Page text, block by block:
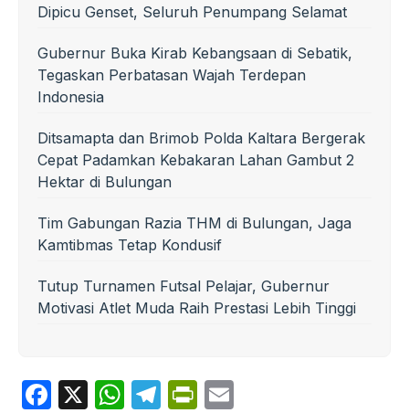
Dipicu Genset, Seluruh Penumpang Selamat
Gubernur Buka Kirab Kebangsaan di Sebatik,
Tegaskan Perbatasan Wajah Terdepan
Indonesia
Ditsamapta dan Brimob Polda Kaltara Bergerak
Cepat Padamkan Kebakaran Lahan Gambut 2
Hektar di Bulungan
Tim Gabungan Razia THM di Bulungan, Jaga
Kamtibmas Tetap Kondusif
Tutup Turnamen Futsal Pelajar, Gubernur
Motivasi Atlet Muda Raih Prestasi Lebih Tinggi
F
X
W T
P